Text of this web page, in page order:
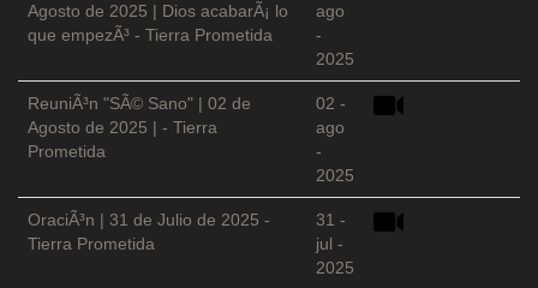
Agosto de 2025 | Dios acabarÃ¡ lo
que empezÃ³ - Tierra Prometida
ago
-
2025
ReuniÃ³n "SÃ© Sano" | 02 de
Agosto de 2025 | - Tierra
Prometida
02 -
ago
-
2025
OraciÃ³n | 31 de Julio de 2025 -
Tierra Prometida
31 -
jul -
2025